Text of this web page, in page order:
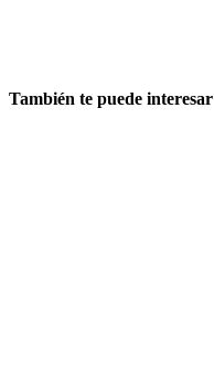
También te puede interesar